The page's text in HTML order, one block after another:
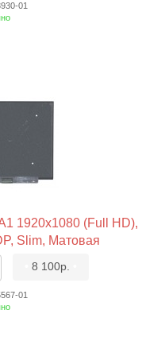
01
1920x1080 (Full HD),
Slim, Матовая
8 100р.
01